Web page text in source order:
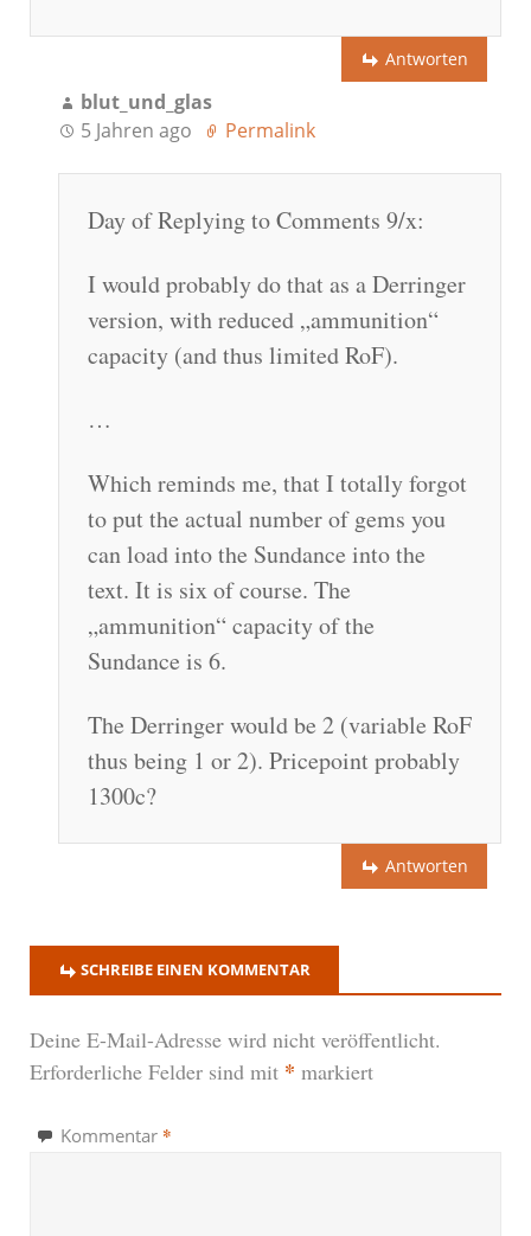
Antworten
blut_und_glas
5 Jahren ago
Permalink
Day of Replying to Comments 9/x:
I would probably do that as a Derringer
version, with reduced „ammunition“
capacity (and thus limited RoF).
…
Which reminds me, that I totally forgot
to put the actual number of gems you
can load into the Sundance into the
text. It is six of course. The
„ammunition“ capacity of the
Sundance is 6.
The Derringer would be 2 (variable RoF
thus being 1 or 2). Pricepoint probably
1300c?
Antworten
SCHREIBE EINEN KOMMENTAR
Deine E-Mail-Adresse wird nicht veröffentlicht.
Erforderliche Felder sind mit * markiert
Kommentar *